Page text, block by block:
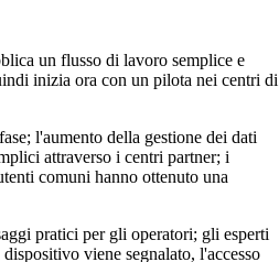
un flusso di lavoro semplice e
inizia ora con un pilota nei centri di
l'aumento della gestione dei dati
attraverso i centri partner; i
comuni hanno ottenuto una
pratici per gli operatori; gli esperti
viene segnalato, l'accesso